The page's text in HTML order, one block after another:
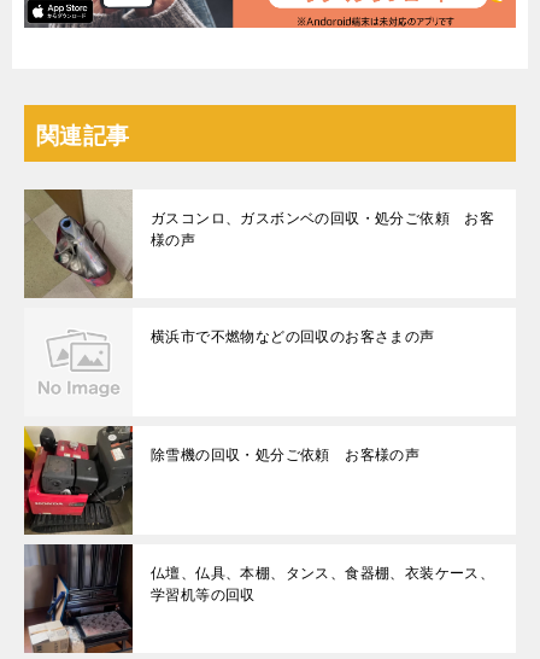
関連記事
ガスコンロ、ガスボンベの回収・処分ご依頼 お客
様の声
横浜市で不燃物などの回収のお客さまの声
除雪機の回収・処分ご依頼 お客様の声
仏壇、仏具、本棚、タンス、食器棚、衣装ケース、
学習机等の回収